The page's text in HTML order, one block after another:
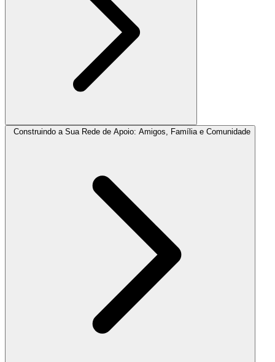
Construindo a Sua Rede de Apoio: Amigos, Família e Comunidade